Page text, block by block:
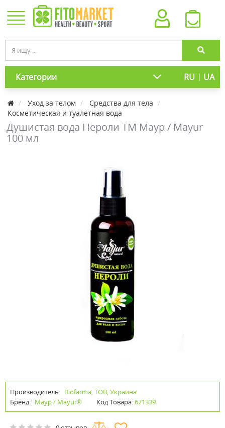
Категории RU | UA
Уход за телом
Средства для тела
Косметическая и туалетная вода
Душистая вода Нероли ТМ Маур / Mayur
100 мл
Производитель: Biofarma, ТОВ, Украина
Бренд: Маур / Mayur® Код Товара:671339